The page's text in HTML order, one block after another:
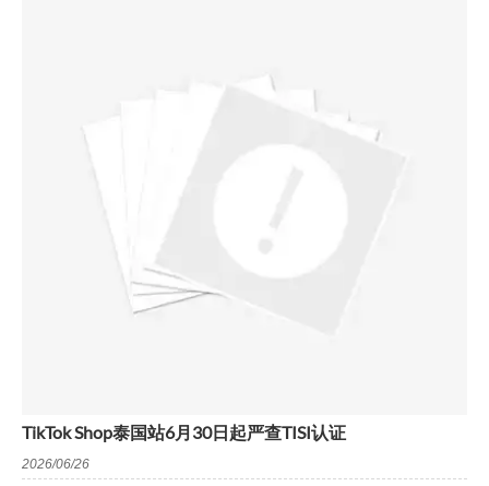
TikTok Shop泰国站6月30日起严查TISI认证
2026/06/26